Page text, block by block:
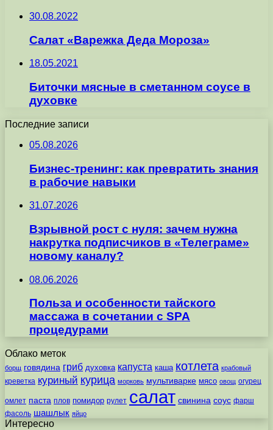
30.08.2022
Салат «Варежка Деда Мороза»
18.05.2021
Биточки мясные в сметанном соусе в
духовке
Последние записи
05.08.2026
Бизнес-тренинг: как превратить знания
в рабочие навыки
31.07.2026
Взрывной рост с нуля: зачем нужна
накрутка подписчиков в «Телеграме»
новому каналу?
08.06.2026
Польза и особенности тайского
массажа в сочетании с SPA
процедурами
Облако меток
борщ говядина гриб духовка капуста каша котлета крабовый
креветка куриный курица морковь мультиварке мясо овощ огурец
омлет паста плов помидор рулет салат свинина соус фарш
фасоль шашлык яйцо
Интересно